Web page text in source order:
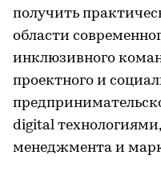
получить
области
инклюзивного
проектного и
digital
менеджмента и